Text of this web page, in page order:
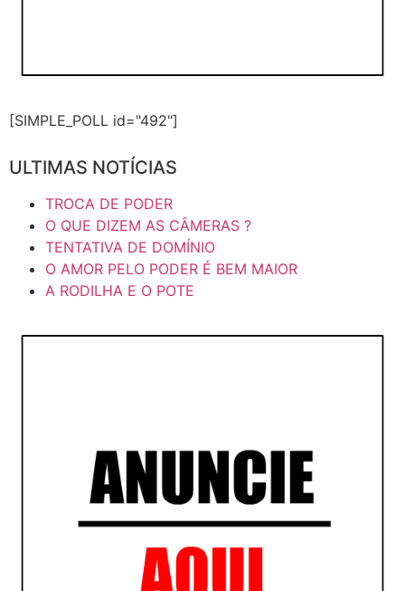
[SIMPLE_POLL id="492"]
ULTIMAS NOTÍCIAS
TROCA DE PODER
O QUE DIZEM AS CÂMERAS ?
TENTATIVA DE DOMÍNIO
O AMOR PELO PODER É BEM MAIOR
A RODILHA E O POTE